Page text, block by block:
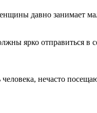
давно занимает
ярко отправиться в
нечасто